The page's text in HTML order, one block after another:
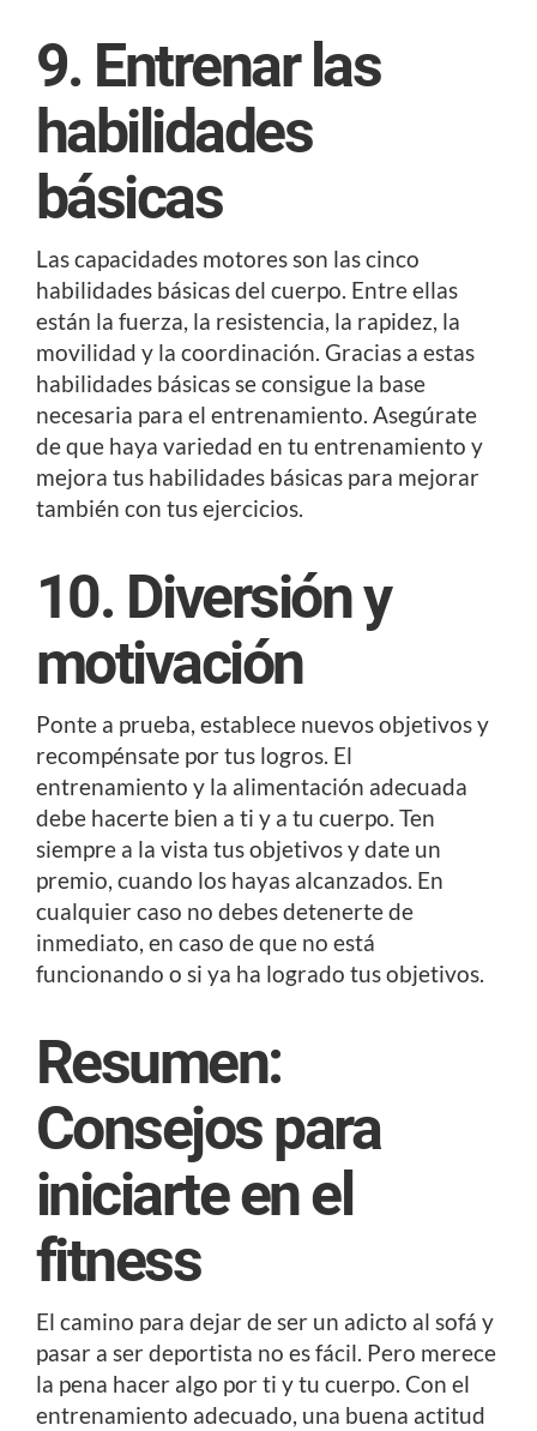
9. Entrenar las
habilidades
básicas
Las capacidades motores son las cinco
habilidades básicas del cuerpo. Entre ellas
están la fuerza, la resistencia, la rapidez, la
movilidad y la coordinación. Gracias a estas
habilidades básicas se consigue la base
necesaria para el entrenamiento. Asegúrate
de que haya variedad en tu entrenamiento y
mejora tus habilidades básicas para mejorar
también con tus ejercicios.
10. Diversión y
motivación
Ponte a prueba, establece nuevos objetivos y
recompénsate por tus logros. El
entrenamiento y la alimentación adecuada
debe hacerte bien a ti y a tu cuerpo. Ten
siempre a la vista tus objetivos y date un
premio, cuando los hayas alcanzados. En
cualquier caso no debes detenerte de
inmediato, en caso de que no está
funcionando o si ya ha logrado tus objetivos.
Resumen:
Consejos para
iniciarte en el
fitness
El camino para dejar de ser un adicto al sofá y
pasar a ser deportista no es fácil. Pero merece
la pena hacer algo por ti y tu cuerpo. Con el
entrenamiento adecuado, una buena actitud